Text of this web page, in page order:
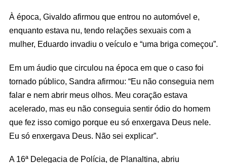
À época, Givaldo afirmou que entrou no automóvel e,
enquanto estava nu, tendo relações sexuais com a
mulher, Eduardo invadiu o veículo e “uma briga começou”.
Em um áudio que circulou na época em que o caso foi
tornado público, Sandra afirmou: “Eu não conseguia nem
falar e nem abrir meus olhos. Meu coração estava
acelerado, mas eu não conseguia sentir ódio do homem
que fez isso comigo porque eu só enxergava Deus nele.
Eu só enxergava Deus. Não sei explicar”.
A 16ª Delegacia de Polícia, de Planaltina, abriu